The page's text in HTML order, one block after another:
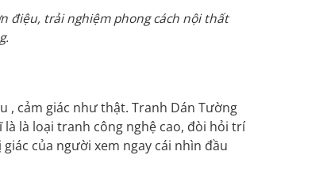
điệu, trải nghiệm phong cách nội thất
, cảm giác như thật. Tranh Dán Tường
là là loại tranh công nghệ cao, đòi hỏi trí
của người xem ngay cái nhìn đầu